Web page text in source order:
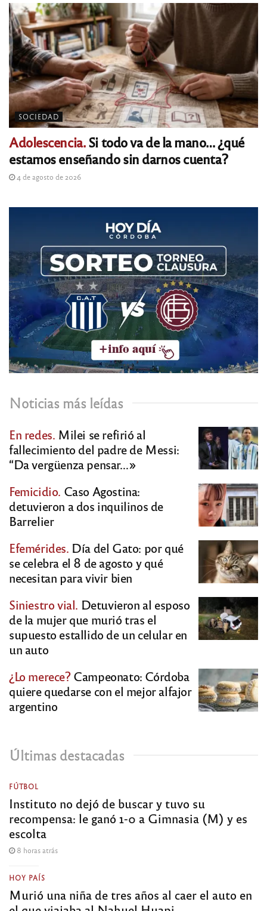
SOCIEDAD
Adolescencia.Si todo va de la mano… ¿qué
estamos enseñando sin darnos cuenta?
4 de agosto de 2026
Noticias más leídas
En redes. Milei se refirió al
fallecimiento del padre de Messi:
“Da vergüenza pensar…»
Femicidio. Caso Agostina:
detuvieron a dos inquilinos de
Barrelier
Efemérides. Día del Gato: por qué
se celebra el 8 de agosto y qué
necesitan para vivir bien
Siniestro vial. Detuvieron al esposo
de la mujer que murió tras el
supuesto estallido de un celular en
un auto
¿Lo merece?Campeonato: Córdoba
quiere quedarse con el mejor alfajor
argentino
Últimas destacadas
FÚTBOL
Instituto no dejó de buscar y tuvo su
recompensa: le ganó 1-0 a Gimnasia (M) y es
escolta
8 horas atrás
HOY PAÍS
Murió una niña de tres años al caer el auto en